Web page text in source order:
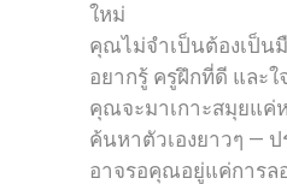
ใหม่
คุณไม่จำเป็นต้องเป็น
อยากรู้ ครูฝึกที่ดี และใ
คุณจะมาเกาะสมุยแค่
ค้นหาตัวเองยาวๆ —
อาจรอคุณอยู่แค่การล